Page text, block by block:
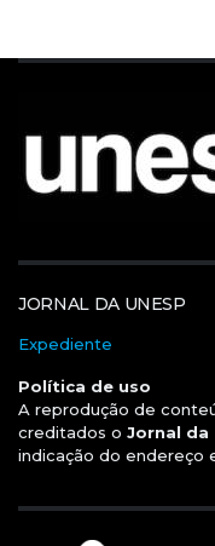
JORNAL DA UNESP
Expediente
Política de uso
A reprodução de
creditados o Jornal da
indicação do endereço